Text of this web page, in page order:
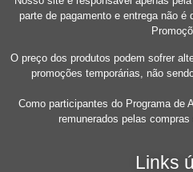
parte de pagamento e entrega não é
O preço dos produtos podem sofrer
promoções temporárias, não
Como participantes do Programa de
remunerados pelas
Links